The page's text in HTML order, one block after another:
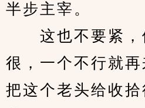
半步主宰。
这也不要紧，
很，一个不行就
把这个老头给收